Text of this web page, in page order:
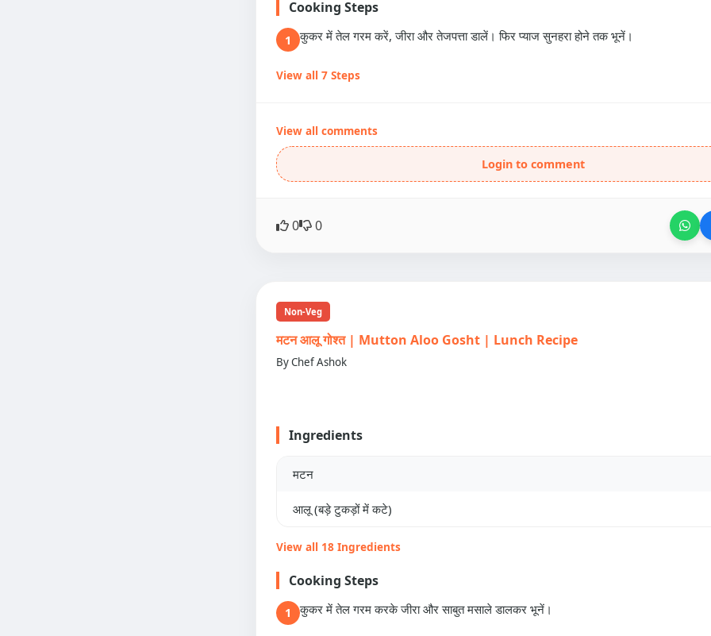
Cooking Steps
1 कुकर में तेल गरम करें, जीरा और तेजपत्ता डालें। फिर प्याज सुनहरा होने तक भूनें।
View all 7 Steps
View all comments
Login to comment
0 0
Non-Veg
मटन आलू गोश्त | Mutton Aloo Gosht | Lunch Recipe
By Chef Ashok
Ingredients
मटन
आलू (बड़े टुकड़ों में कटे)
View all 18 Ingredients
Cooking Steps
1 कुकर में तेल गरम करके जीरा और साबुत मसाले डालकर भूनें।